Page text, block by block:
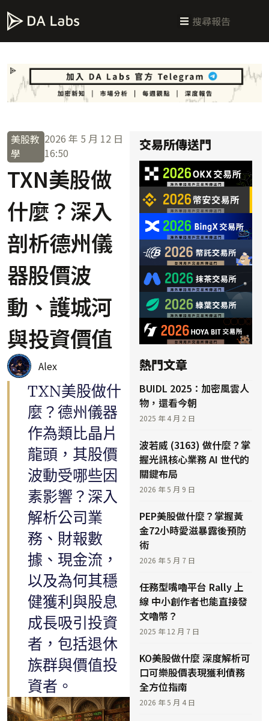
美股教
學
2026 年 5 月 12 日
16:50
TXN美股做
什麼？深入
剖析德州儀
器股價波
動、護城河
與投資價值
Alex
TXN美股做什
麼？德州儀器
作為類比晶片
龍頭，其股價
波動受哪些因
素影響？深入
解析公司業
務、財報數
據、現金流，
以及為何其穩
健獲利與股息
成長吸引投資
者，包括退休
族群與價值投
資者。
交易所傳送門
熱門文章
BUIDL 2025：加密風雲人
物，還看今朝
2025 年 4 月 2 日
波若威 (3163) 做什麼？掌
握光訊核心業務 AI 世代的
關鍵布局
2026 年 5 月 9 日
PEP美股做什麼？掌握黃
金72小時愛滋暴露後預防
術
2026 年 5 月 7 日
任務型嘴嚕平台 Rally 上
線 中小創作者也能直接發
文嚕幣？
2025 年 12 月 7 日
KO美股做什麼 深度解析可
口可樂股價表現獲利債務
全方位指南
2026 年 5 月 4 日